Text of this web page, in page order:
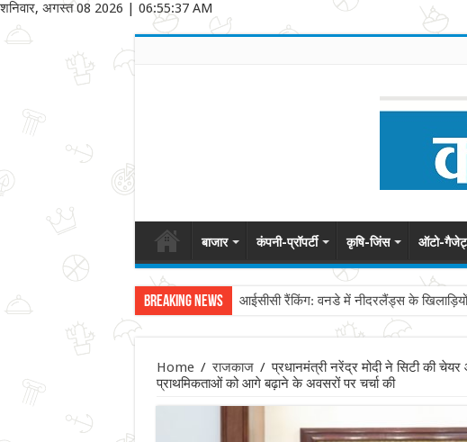
शनिवार, अगस्त 08 2026 | 06:55:37 AM
बाजार कंपनी-प्रॉपर्टी कृषि-जिंस ऑटो-
Breaking News आईसीसी रैंकिंग: वनडे में नीदरलैंड्स के खिलाड़ियों
Home / राजकाज / प्रधानमंत्री नरेंद्र मोदी ने सिटी की
प्राथमिकताओं को आगे बढ़ाने के अवसरों पर चर्चा की